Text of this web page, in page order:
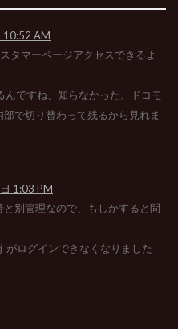
10:52 AM
タマーページアクセスできるよ
んですね、知らなかった。ドコモ
で切り替わって残るから見れま
1:03 PM
別管理なので、もしかすると問
がログインできなくなりました